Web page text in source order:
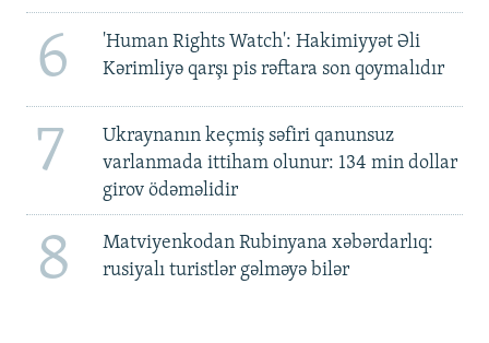
6
'Human Rights Watch': Hakimiyyət Əli
Kərimliyə qarşı pis rəftara son qoymalıdır
7
Ukraynanın keçmiş səfiri qanunsuz
varlanmada ittiham olunur: 134 min dollar
girov ödəməlidir
8
Matviyenkodan Rubinyana xəbərdarlıq:
rusiyalı turistlər gəlməyə bilər